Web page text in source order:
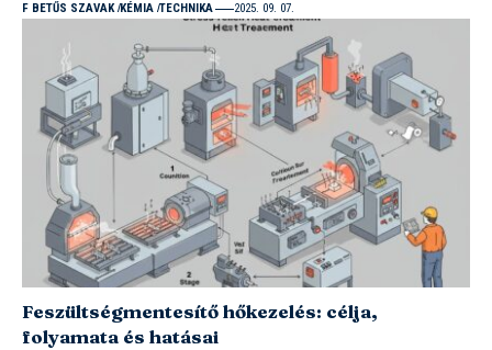
F BETŰS SZAVAK KÉMIA TECHNIKA 2025. 09. 07.
Feszültségmentesítő hőkezelés: célja,
folyamata és hatásai